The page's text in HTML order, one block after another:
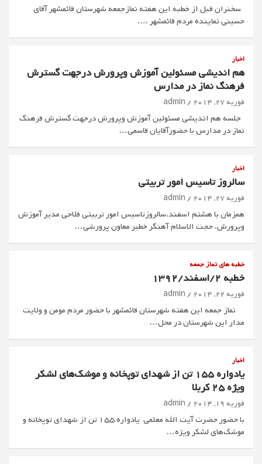
سخنران قبل از خطبه اين هفته نمازجمعه شهرستان قائمشهر آقاي
حسيني نماینده مردم قائمشهر ،…
اخبار
هم اندیشی مسئولین آموزش وپرورش درجهت گسترش
فرهنگ نماز در مدارس
فوریه 27, 2014 admin
جلسه هم اندیشی مسئولین آموزش وپرورش درجهت گسترش فرهنگ
نماز در مدارس با حضورآقايان قاسمی…
اخبار
سالروز تاسيس امور تربيتي
فوریه 27, 2014 admin
همزمان با هشتم اسفند،سالروزتاسیس امور تربیتی فلاحی مدیر آموزش
وپرورش، حجت الاسلام آهنگر خطیر معاون پرورشی…
خطبه های نماز جمعه
خطبه 2/اسفند/1392
فوریه 22, 2014 admin
نماز جمعه این هفته شهرستان قائمشهر با حضور مردم مومن و ولایت
مدار این شهرستان در محل…
اخبار
یادواره 155 تن از شهدای توپخانه و موشک‌های لشکر
ویژه 25 کربلا
فوریه 19, 2014 admin
با حضور حضرت آیت الله معلمی یادواره 155 تن از شهدای توپخانه و
موشک‌های لشکر ویژه…